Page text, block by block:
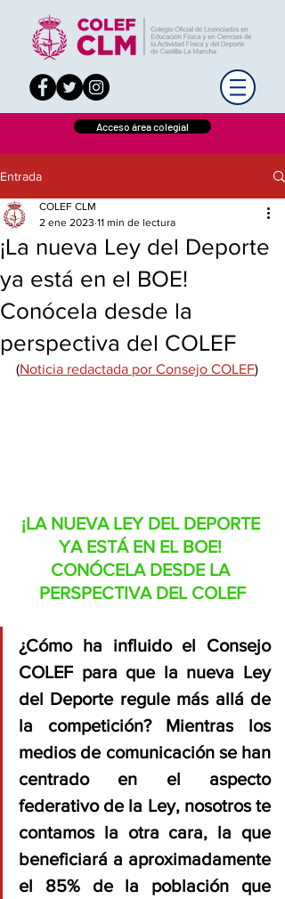
Acceso área colegial
Entrada
¡La nueva Ley del Deporte
ya está en el BOE!
Conócela desde la
perspectiva del COLEF
COLEF CLM
2 ene 2023 11 min de lectura
(Noticia redactada por Consejo COLEF)
¡LA NUEVA LEY DEL DEPORTE
YA ESTÁ EN EL BOE!
CONÓCELA DESDE LA
PERSPECTIVA DEL COLEF
¿Cómo ha influido el Consejo
COLEF para que la nueva Ley
del Deporte regule más allá de
la competición? Mientras los
medios de comunicación se han
centrado en el aspecto
federativo de la Ley, nosotros te
contamos la otra cara, la que
beneficiará a aproximadamente
el 85% de la población que